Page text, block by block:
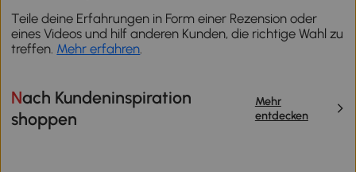
Teile deine Erfahrungen in Form einer Rezension oder
eines Videos und hilf anderen Kunden, die richtige Wahl zu
treffen. Mehr erfahren
Nach Kundeninspiration
shoppen
Mehr
entdecken